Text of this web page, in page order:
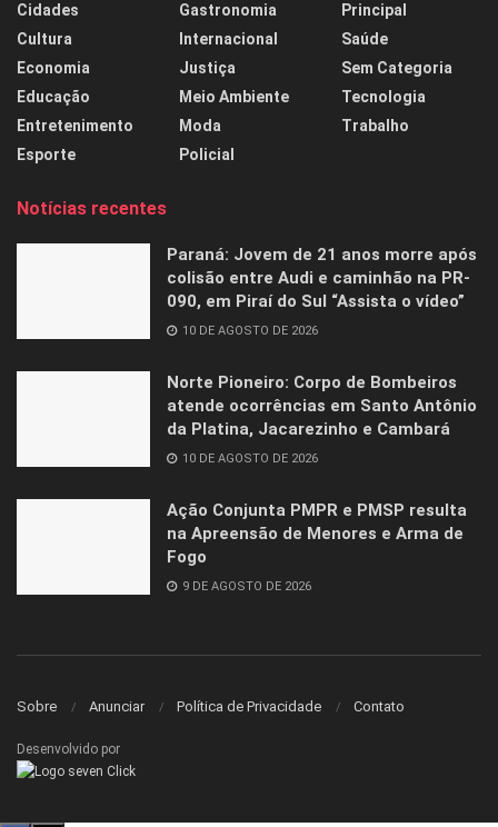
Cidades
Cultura
Economia
Educação
Entretenimento
Esporte
Gastronomia
Internacional
Justiça
Meio Ambiente
Moda
Policial
Principal
Saúde
Sem Categoria
Tecnologia
Trabalho
Notícias recentes
Paraná: Jovem de 21 anos morre após
colisão entre Audi e caminhão na PR-
090, em Piraí do Sul “Assista o vídeo”
10 DE AGOSTO DE 2026
Norte Pioneiro: Corpo de Bombeiros
atende ocorrências em Santo Antônio
da Platina, Jacarezinho e Cambará
10 DE AGOSTO DE 2026
Ação Conjunta PMPR e PMSP resulta
na Apreensão de Menores e Arma de
Fogo
9 DE AGOSTO DE 2026
Sobre Anunciar Política de Privacidade Contato
Desenvolvido por